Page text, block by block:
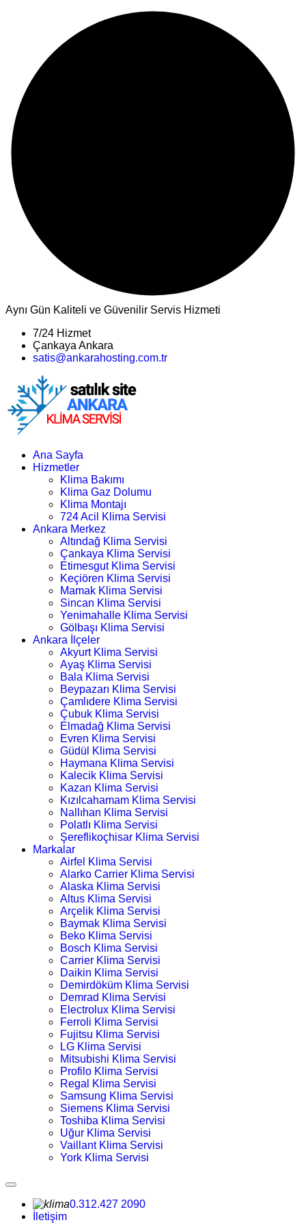
Aynı Gün Kaliteli ve Güvenilir Servis Hizmeti
7/24 Hizmet
Çankaya Ankara
satis@ankarahosting.com.tr
Ana Sayfa
Hizmetler
Klima Bakımı
Klima Gaz Dolumu
Klima Montajı
724 Acil Klima Servisi
Ankara Merkez
Altındağ Klima Servisi
Çankaya Klima Servisi
Etimesgut Klima Servisi
Keçiören Klima Servisi
Mamak Klima Servisi
Sincan Klima Servisi
Yenimahalle Klima Servisi
Gölbaşı Klima Servisi
Ankara İlçeler
Akyurt Klima Servisi
Ayaş Klima Servisi
Bala Klima Servisi
Beypazarı Klima Servisi
Çamlıdere Klima Servisi
Çubuk Klima Servisi
Elmadağ Klima Servisi
Evren Klima Servisi
Güdül Klima Servisi
Haymana Klima Servisi
Kalecik Klima Servisi
Kazan Klima Servisi
Kızılcahamam Klima Servisi
Nallıhan Klima Servisi
Polatlı Klima Servisi
Şereflikoçhisar Klima Servisi
Markalar
Airfel Klima Servisi
Alarko Carrier Klima Servisi
Alaska Klima Servisi
Altus Klima Servisi
Arçelik Klima Servisi
Baymak Klima Servisi
Beko Klima Servisi
Bosch Klima Servisi
Carrier Klima Servisi
Daikin Klima Servisi
Demirdöküm Klima Servisi
Demrad Klima Servisi
Electrolux Klima Servisi
Ferroli Klima Servisi
Fujitsu Klima Servisi
LG Klima Servisi
Mitsubishi Klima Servisi
Profilo Klima Servisi
Regal Klima Servisi
Samsung Klima Servisi
Siemens Klima Servisi
Toshiba Klima Servisi
Uğur Klima Servisi
Vaillant Klima Servisi
York Klima Servisi
0.312.427 2090
İletişim